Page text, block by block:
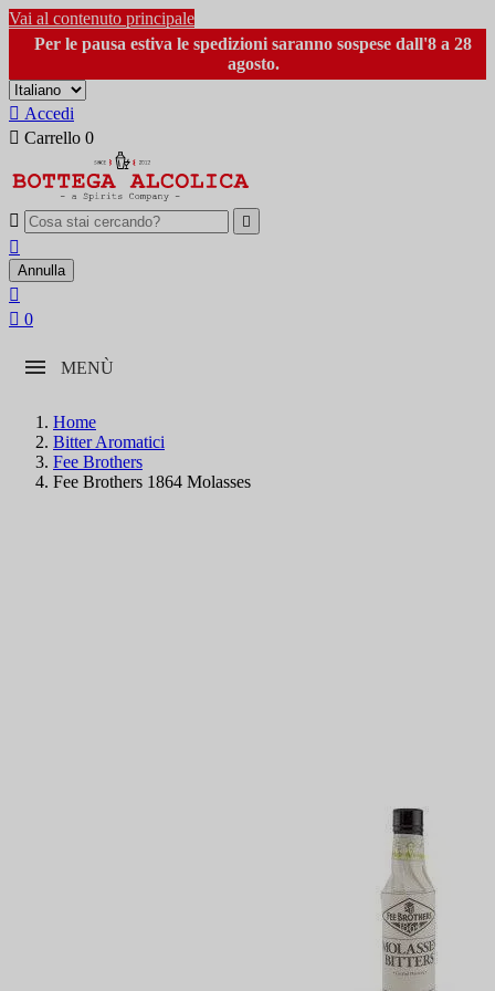
Vai al contenuto principale
Per le pausa estiva le spedizioni saranno sospese dall'8 a 28
agosto.
 Accedi
 Carrello 0
 

Annulla

 0
MENÙ
Home
Bitter Aromatici
Fee Brothers
Fee Brothers 1864 Molasses